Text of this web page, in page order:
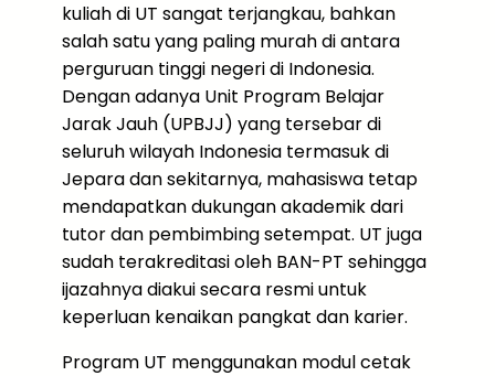
kuliah di UT sangat terjangkau, bahkan
salah satu yang paling murah di antara
perguruan tinggi negeri di Indonesia.
Dengan adanya Unit Program Belajar
Jarak Jauh (UPBJJ) yang tersebar di
seluruh wilayah Indonesia termasuk di
Jepara dan sekitarnya, mahasiswa tetap
mendapatkan dukungan akademik dari
tutor dan pembimbing setempat. UT juga
sudah terakreditasi oleh BAN-PT sehingga
ijazahnya diakui secara resmi untuk
keperluan kenaikan pangkat dan karier.
Program UT menggunakan modul cetak